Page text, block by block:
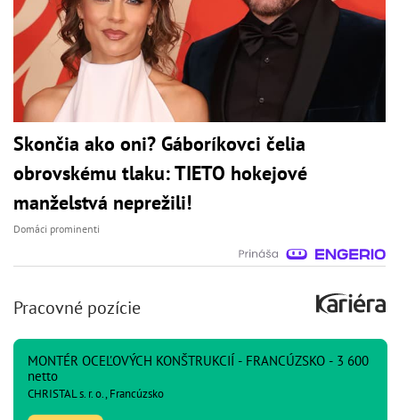
Skončia ako oni? Gáboríkovci čelia
obrovskému tlaku: TIETO hokejové
manželstvá neprežili!
Domáci prominenti
Pracovné pozície
MONTÉR OCEĽOVÝCH KONŠTRUKCIÍ - FRANCÚZSKO - 3 600
netto
CHRISTAL s. r. o., Francúzsko